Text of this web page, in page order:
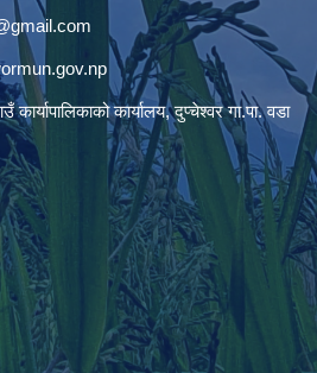
कार्यापालिकाको कार्यालय, दुप्चेश्वर गा.पा. वडा